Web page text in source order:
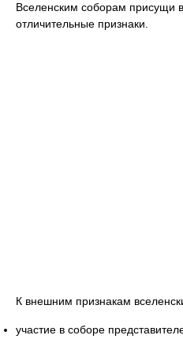
Вселенским соборам присущи
отличительные признаки.
К внешним признакам
участие в соборе